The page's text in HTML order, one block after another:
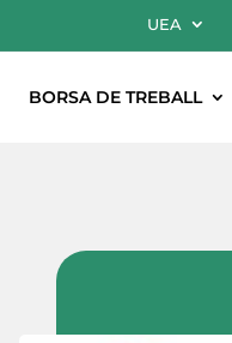
UEA
BORSA DE TREBALL